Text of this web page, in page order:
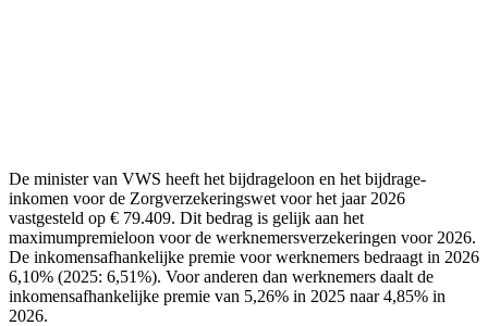
De minister van VWS heeft het bijdrageloon en het bijdrage-
inkomen voor de Zorgverzekeringswet voor het jaar 2026
vastgesteld op € 79.409. Dit bedrag is gelijk aan het
maximumpremieloon voor de werknemersverzekeringen voor 2026.
De inkomensafhankelijke premie voor werknemers bedraagt in 2026
6,10% (2025: 6,51%). Voor anderen dan werknemers daalt de
inkomensafhankelijke premie van 5,26% in 2025 naar 4,85% in
2026.